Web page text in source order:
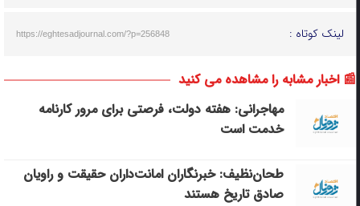
لینک کوتاه : https://eghtesadjournal.com/?p=256848
📰 اخبار مشابه را مشاهده می کنید
مهاجرانی: هفته دولت، فرصتی برای مرور کارنامه
خدمت است
طحان‌نظیف: خبرنگاران امانت‌داران حقیقت و راویان
صادق تاریخ‌ هستند